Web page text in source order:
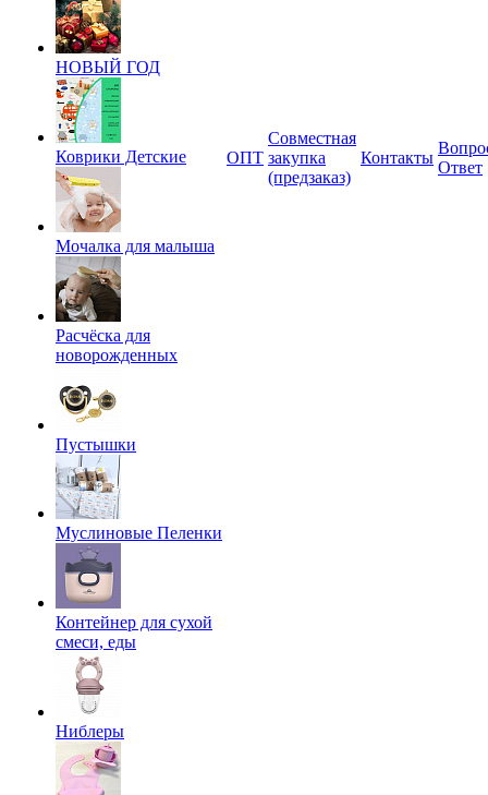
НОВЫЙ ГОД
Коврики Детские
Мочалка для малыша
Расчёска для
новорожденных
Пустышки
Муслиновые Пеленки
Контейнер для сухой
смеси, еды
Ниблеры
ОПТ
Совместная
закупка
(предзаказ)
Контакты
Ответ